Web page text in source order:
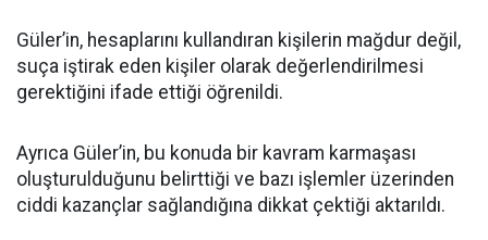
Güler’in, hesaplarını kullandıran kişilerin mağdur değil,
suça iştirak eden kişiler olarak değerlendirilmesi
gerektiğini ifade ettiği öğrenildi.
Ayrıca Güler’in, bu konuda bir kavram karmaşası
oluşturulduğunu belirttiği ve bazı işlemler üzerinden
ciddi kazançlar sağlandığına dikkat çektiği aktarıldı.